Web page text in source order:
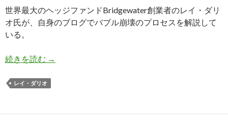
世界最大のヘッジファンドBridgewater創業者のレイ・ダリ
オ氏が、自身のブログでバブル崩壊のプロセスを解説して
いる。
続きを読む レイ・ダリオ氏: 株価の上昇がバブルに過ぎない
→
レイ・ダリオ